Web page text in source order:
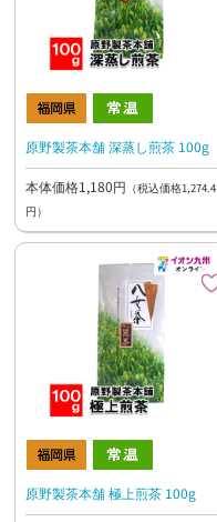
原野製茶本舗 深蒸し煎茶 100g
本体価格1,180円 （税込価格1,274.4
円）
原野製茶本舗 極上煎茶 100g